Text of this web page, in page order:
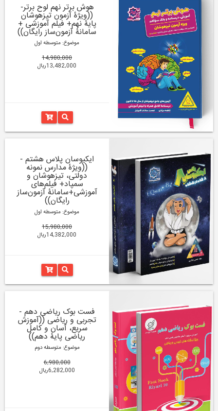
هوش برتر نهم لوح برتر-
((ویژۀ آزمون تیزهوشان
پایۀ نهم+ فیلم آموزشی +
سامانۀ آزمون‌ساز رایگان))
موضوع: متوسطه اول
14,980,000
13,482,000ریال
ایکیوسان پلاس هشتم -
((ویژۀ مدارس نمونه
دولتی، تیزهوشان و
سمپاد+ فیلم‌های
آموزشی+سامانۀ آزمون‌ساز
رایگان))
موضوع: متوسطه اول
15,980,000
14,382,000ریال
فست بوک ریاضی دهم -
تجربی و ریاضی ((آموزش
سریع، آسان و کامل
ریاضی پایۀ دهم))
موضوع: متوسطه دوم
6,980,000
6,282,000ریال